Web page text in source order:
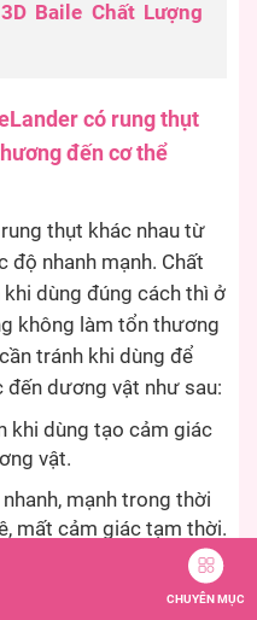
Baile Chất Lượng
có rung thụt
đến cơ thể
thụt khác nhau từ
độ nhanh mạnh. Chất
dùng đúng cách thì ở
không làm tổn thương
tránh khi dùng để
đến dương vật như sau:
khi dùng tạo cảm giác
vật.
mạnh trong thời
mất cảm giác tạm thời.
sản phẩm ở cường độ
ma sát quá nhiều gây
CHUYÊN MỤC